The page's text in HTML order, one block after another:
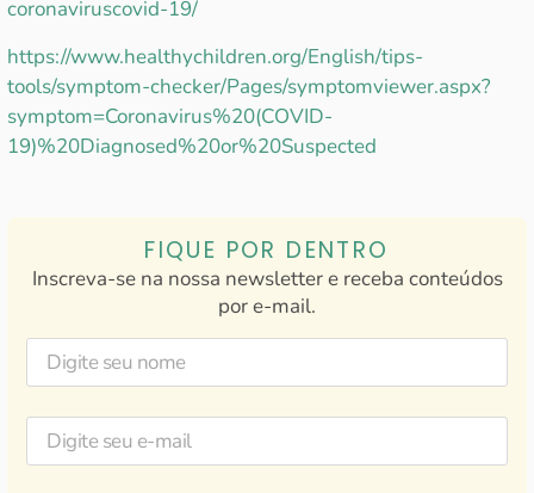
coronaviruscovid-19/
https://www.healthychildren.org/English/tips-
tools/symptom-checker/Pages/symptomviewer.aspx?
symptom=Coronavirus%20(COVID-
19)%20Diagnosed%20or%20Suspected
FIQUE POR DENTRO
Inscreva-se na nossa newsletter e receba conteúdos
por e-mail.